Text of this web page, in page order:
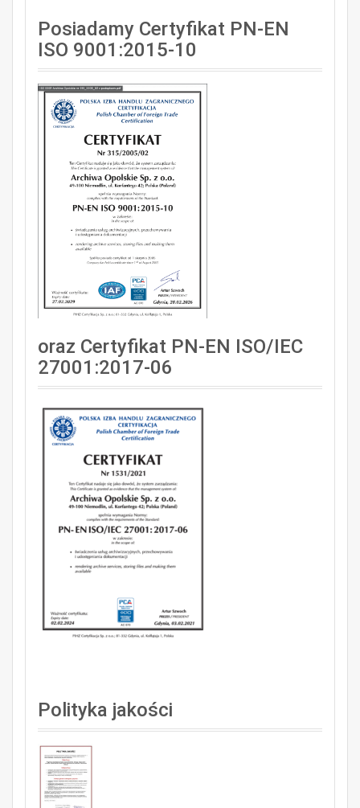
Posiadamy Certyfikat PN-EN
ISO 9001:2015-10
oraz Certyfikat PN-EN ISO/IEC
27001:2017-06
Polityka jakości